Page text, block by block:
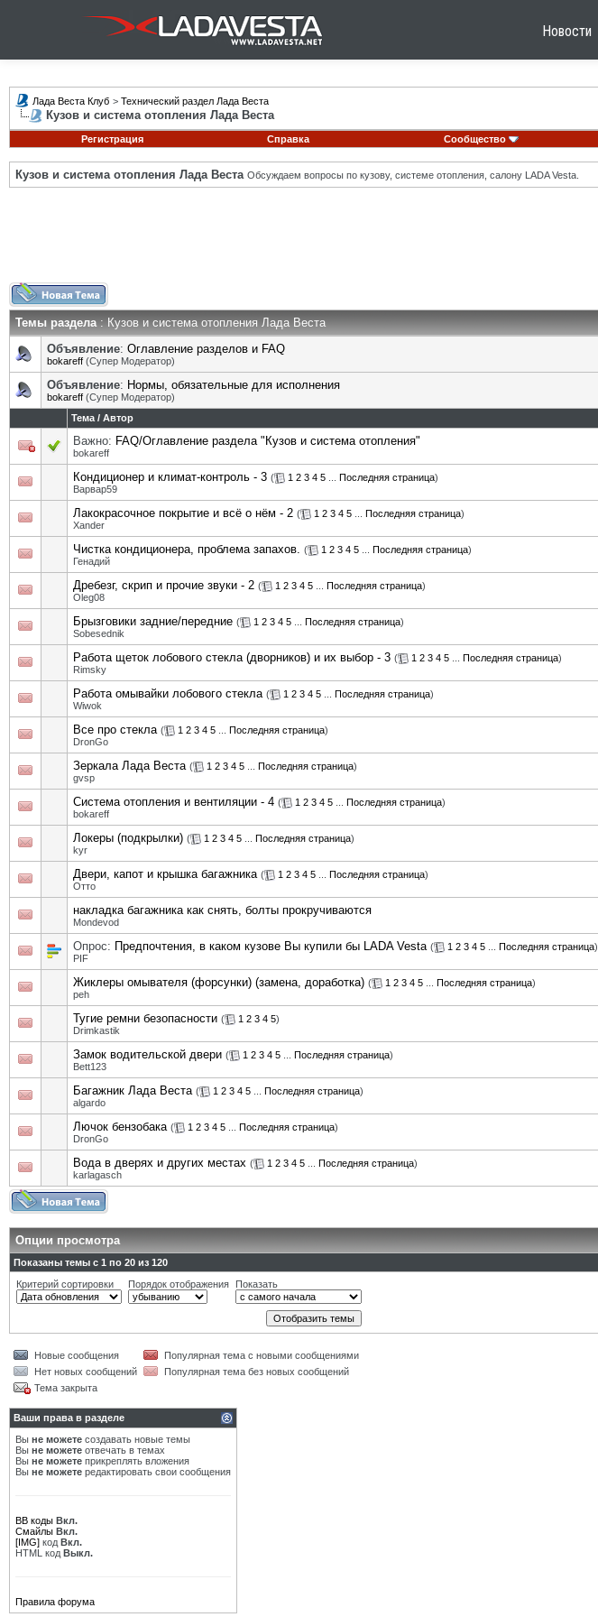
Новости
Лада Веста Клуб > Технический раздел Лада Веста
Кузов и система отопления Лада Веста
Регистрация
Справка Сообщество
Кузов и система отопления Лада Веста Обсуждаем вопросы по кузову, системе отопления, салону LADA Vesta.
Темы раздела: Кузов и система отопления Лада Веста
Объявление: Оглавление разделов и FAQ
bokareff (Супер Модератор)
Объявление: Нормы, обязательные для исполнения
bokareff (Супер Модератор)
Тема / Автор
Важно: FAQ/Оглавление раздела "Кузов и система отопления"
bokareff
Кондиционер и климат-контроль - 3 ( 1 2 3 4 5 Последняя страница)
Варвар59
Лакокрасочное покрытие и всё о нём - 2 ( 1 2 3 4 5 Последняя страница)
Xander
Чистка кондиционера, проблема запахов. ( 1 2 3 4 5 Последняя страница)
Генадий
Дребезг, скрип и прочие звуки - 2 ( 1 2 3 4 5 Последняя страница)
Oleg08
Брызговики задние/передние ( 1 2 3 4 5 Последняя страница)
Sobesednik
Работа щеток лобового стекла (дворников) и их выбор - 3 ( 1 2 3 4 5 Последняя страница)
Rimsky
Работа омывайки лобового стекла ( 1 2 3 4 5 Последняя страница)
Wiwok
Все про стекла ( 1 2 3 4 5 Последняя страница)
DronGo
Зеркала Лада Веста ( 1 2 3 4 5 Последняя страница)
gvsp
Система отопления и вентиляции - 4 ( 1 2 3 4 5 Последняя страница)
bokareff
Локеры (подкрылки) ( 1 2 3 4 5 Последняя страница)
kyr
Двери, капот и крышка багажника ( 1 2 3 4 5 Последняя страница)
Отто
накладка багажника как снять, болты прокручиваются
Mondevod
Опрос: Предпочтения, в каком кузове Вы купили бы LADA Vesta ( 1 2 3 4 5 Последняя страница)
PIF
Жиклеры омывателя (форсунки) (замена, доработка) ( 1 2 3 4 5 Последняя страница)
peh
Тугие ремни безопасности ( 1 2 3 4 5)
Drimkastik
Замок водительской двери ( 1 2 3 4 5 Последняя страница)
Bett123
Багажник Лада Веста ( 1 2 3 4 5 Последняя страница)
algardo
Лючок бензобака ( 1 2 3 4 5 Последняя страница)
DronGo
Вода в дверях и других местах ( 1 2 3 4 5 Последняя страница)
karlagasch
Опции просмотра
Показаны темы с 1 по 20 из 120
Критерий сортировки
Порядок отображения Показать
Новые сообщения
Популярная тема с новыми сообщениями
Нет новых сообщений
Популярная тема без новых сообщений
Тема закрыта
Ваши права в разделе
Вы не можете создавать новые темы
Вы не можете отвечать в темах
Вы не можете прикреплять вложения
Вы не можете редактировать свои сообщения
BB коды Вкл.
Смайлы Вкл.
[IMG] код Вкл.
HTML код Выкл.
Правила форума